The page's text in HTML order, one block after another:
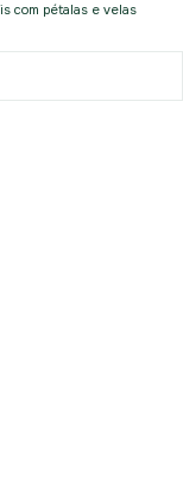
com pétalas e velas